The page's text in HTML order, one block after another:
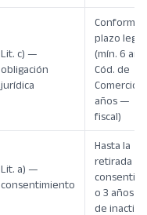
Lit. c) —
obligación
jurídica
Conforme
plazo legal
(mín. 6
Cód. de
Comercio;
años —
fiscal)
Lit. a) —
consentimiento
Hasta la
retirada
o 3 años
de